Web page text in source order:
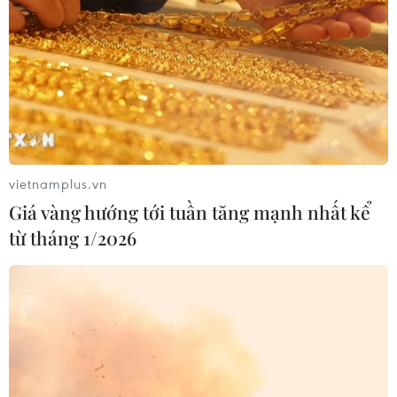
Đồng chí Lê Quang Đạo - nhà lãnh
đạo tài năng của Đảng và cách mạng
Việt Nam
07/08/2026 09:49
Tháo gỡ dứt điểm vướng mắc hiện
hữu dự án Nhà máy điện hạt nhân
Ninh Thuận
Lún, nứt cục bộ tại Quảng trường lớn
nhất Tây Nguyên “đã được tính toán
vietnamplus.vn
Giá vàng hướng tới tuần tăng mạnh nhất kể
từ tháng 1/2026